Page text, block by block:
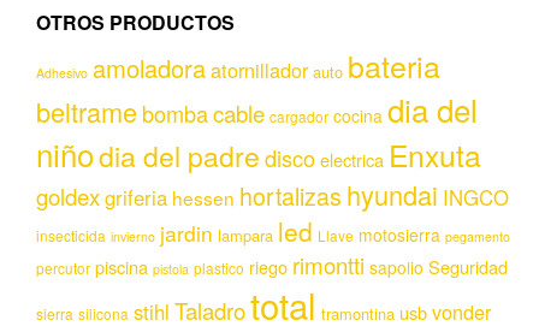
OTROS PRODUCTOS
Adhesivo amoladoraatornillador auto bateria
beltramebombacable cargador cocina dia del
niñodia del padrediscoelectrica Enxuta
goldexgriferia hessen hortalizas hyundai INGCO
insecticida invierno jardin lampara led Llave motosierra pegamento
percutor piscina pistola plastico riego rimontti sapolio Seguridad
sierra silicona stihl Taladrototal tramontina usbvonder